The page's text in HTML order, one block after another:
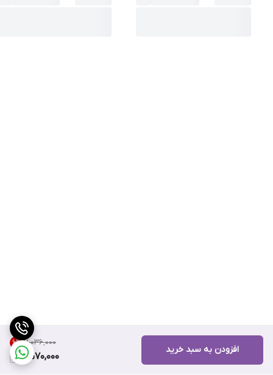
۷٬۰۳۶٬۰۰۰ 6%
6,570,000
افزودن به سبد خرید